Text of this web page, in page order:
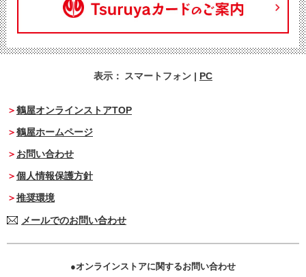
表示： スマートフォン | PC
鶴屋オンラインストアTOP
鶴屋ホームページ
お問い合わせ
個人情報保護方針
推奨環境
メールでのお問い合わせ
オンラインストアに関するお問い合わせ